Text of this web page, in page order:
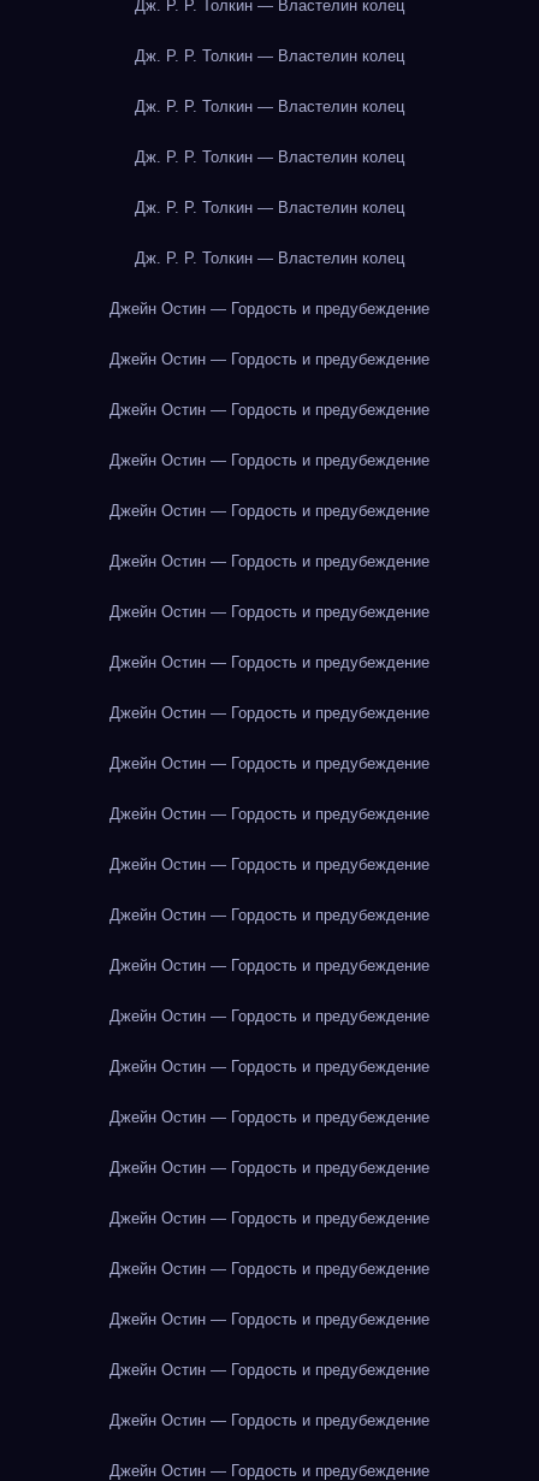
Дж. Р. Р. Толкин — Властелин колец
Дж. Р. Р. Толкин — Властелин колец
Дж. Р. Р. Толкин — Властелин колец
Дж. Р. Р. Толкин — Властелин колец
Дж. Р. Р. Толкин — Властелин колец
Дж. Р. Р. Толкин — Властелин колец
Джейн Остин — Гордость и предубеждение
Джейн Остин — Гордость и предубеждение
Джейн Остин — Гордость и предубеждение
Джейн Остин — Гордость и предубеждение
Джейн Остин — Гордость и предубеждение
Джейн Остин — Гордость и предубеждение
Джейн Остин — Гордость и предубеждение
Джейн Остин — Гордость и предубеждение
Джейн Остин — Гордость и предубеждение
Джейн Остин — Гордость и предубеждение
Джейн Остин — Гордость и предубеждение
Джейн Остин — Гордость и предубеждение
Джейн Остин — Гордость и предубеждение
Джейн Остин — Гордость и предубеждение
Джейн Остин — Гордость и предубеждение
Джейн Остин — Гордость и предубеждение
Джейн Остин — Гордость и предубеждение
Джейн Остин — Гордость и предубеждение
Джейн Остин — Гордость и предубеждение
Джейн Остин — Гордость и предубеждение
Джейн Остин — Гордость и предубеждение
Джейн Остин — Гордость и предубеждение
Джейн Остин — Гордость и предубеждение
Джейн Остин — Гордость и предубеждение